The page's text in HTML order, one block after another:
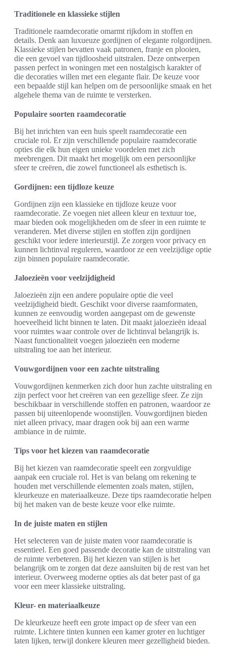
Traditionele en klassieke stijlen
Traditionele raamdecoratie omarmt rijkdom in stoffen en
details. Denk aan luxueuze gordijnen of elegante rolgordijnen.
Klassieke stijlen bevatten vaak patronen, franje en plooien,
die een gevoel van tijdloosheid uitstralen. Deze ontwerpen
passen perfect in woningen met een nostalgisch karakter of
die decoraties willen met een elegante flair. De keuze voor
een bepaalde stijl kan helpen om de persoonlijke smaak en het
algehele thema van de ruimte te versterken.
Populaire soorten raamdecoratie
Bij het inrichten van een huis speelt raamdecoratie een
cruciale rol. Er zijn verschillende populaire raamdecoratie
opties die elk hun eigen unieke voordelen met zich
meebrengen. Dit maakt het mogelijk om een persoonlijke
sfeer te creëren, die zowel functioneel als esthetisch is.
Gordijnen: een tijdloze keuze
Gordijnen zijn een klassieke en tijdloze keuze voor
raamdecoratie. Ze voegen niet alleen kleur en textuur toe,
maar bieden ook mogelijkheden om de sfeer in een ruimte te
veranderen. Met diverse stijlen en stoffen zijn gordijnen
geschikt voor iedere interieurstijl. Ze zorgen voor privacy en
kunnen lichtinval reguleren, waardoor ze een veelzijdige optie
zijn binnen populaire raamdecoratie.
Jaloezieën voor veelzijdigheid
Jaloezieën zijn een andere populaire optie die veel
veelzijdigheid biedt. Geschikt voor diverse raamformaten,
kunnen ze eenvoudig worden aangepast om de gewenste
hoeveelheid licht binnen te laten. Dit maakt jaloezieën ideaal
voor ruimtes waar controle over de lichtinval belangrijk is.
Naast functionaliteit voegen jaloezieën een moderne
uitstraling toe aan het interieur.
Vouwgordijnen voor een zachte uitstraling
Vouwgordijnen kenmerken zich door hun zachte uitstraling en
zijn perfect voor het creëren van een gezellige sfeer. Ze zijn
beschikbaar in verschillende stoffen en patronen, waardoor ze
passen bij uiteenlopende woonstijlen. Vouwgordijnen bieden
niet alleen privacy, maar dragen ook bij aan een warme
ambiance in de ruimte.
Tips voor het kiezen van raamdecoratie
Bij het kiezen van raamdecoratie speelt een zorgvuldige
aanpak een cruciale rol. Het is van belang om rekening te
houden met verschillende elementen zoals maten, stijlen,
kleurkeuze en materiaalkeuze. Deze tips raamdecoratie helpen
bij het maken van de beste keuze voor elke ruimte.
In de juiste maten en stijlen
Het selecteren van de juiste maten voor raamdecoratie is
essentieel. Een goed passende decoratie kan de uitstraling van
de ruimte verbeteren. Bij het kiezen van stijlen is het
belangrijk om te zorgen dat deze aansluiten bij de rest van het
interieur. Overweeg moderne opties als dat beter past of ga
voor een meer klassieke uitstraling.
Kleur- en materiaalkeuze
De kleurkeuze heeft een grote impact op de sfeer van een
ruimte. Lichtere tinten kunnen een kamer groter en luchtiger
laten lijken, terwijl donkere kleuren meer gezelligheid bieden.